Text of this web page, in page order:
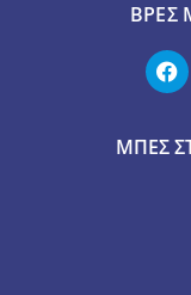
ΒΡΕΣ
ΜΠΕΣ